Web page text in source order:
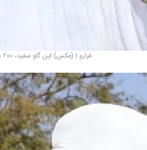
فرارو | (عکس) این گاو سفید، ۲۰۰ میلیارد تومان قیمت دارد!